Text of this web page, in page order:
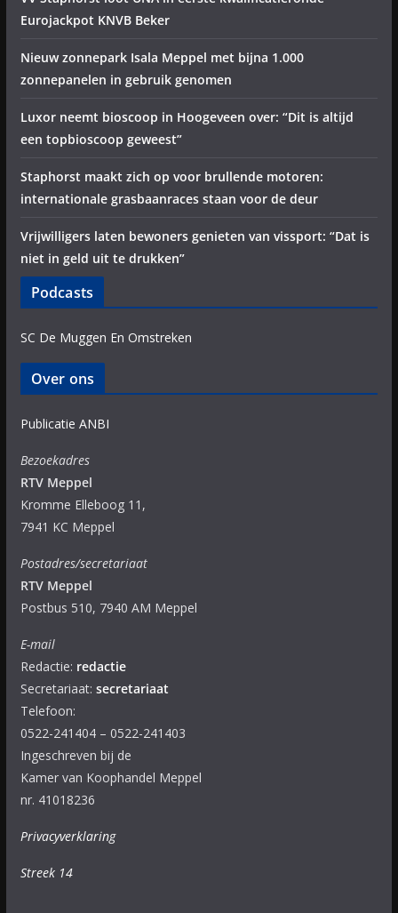
Eurojackpot KNVB Beker
Nieuw zonnepark Isala Meppel met bijna 1.000
zonnepanelen in gebruik genomen
Luxor neemt bioscoop in Hoogeveen over: “Dit is altijd
een topbioscoop geweest”
Staphorst maakt zich op voor brullende motoren:
internationale grasbaanraces staan voor de deur
Vrijwilligers laten bewoners genieten van vissport: “Dat is
niet in geld uit te drukken”
Podcasts
SC De Muggen En Omstreken
Over ons
Publicatie ANBI
Bezoekadres
RTV Meppel
Kromme Elleboog 11,
7941 KC Meppel
Postadres/secretariaat
RTV Meppel
Postbus 510, 7940 AM Meppel
E-mail
Redactie: redactie
Secretariaat: secretariaat
Telefoon:
0522-241404 – 0522-241403
Ingeschreven bij de
Kamer van Koophandel Meppel
nr. 41018236
Privacyverklaring
Streek 14